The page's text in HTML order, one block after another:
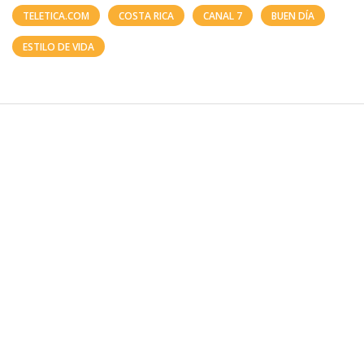
TELETICA.COM COSTA RICA CANAL 7 BUEN DÍA
ESTILO DE VIDA